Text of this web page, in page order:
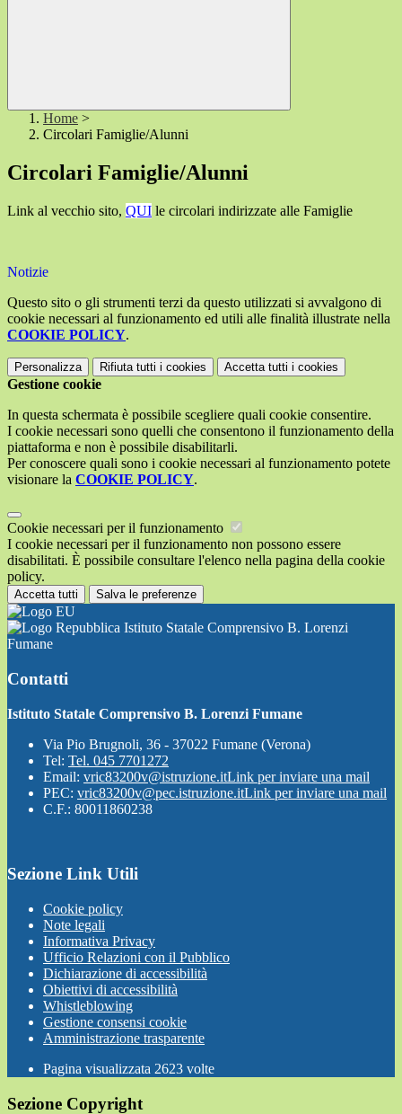
Home >
Circolari Famiglie/Alunni
Circolari Famiglie/Alunni
Link al vecchio sito, QUI le circolari indirizzate alle Famiglie
Notizie
Questo sito o gli strumenti terzi da questo utilizzati si avvalgono di
cookie necessari al funzionamento ed utili alle finalità illustrate nella
COOKIE POLICY.
Personalizza Rifiuta tutti i cookies Accetta tutti i cookies
Gestione cookie
In questa schermata è possibile scegliere quali cookie consentire.
I cookie necessari sono quelli che consentono il funzionamento della
piattaforma e non è possibile disabilitarli.
Per conoscere quali sono i cookie necessari al funzionamento potete
visionare la COOKIE POLICY.
Cookie necessari per il funzionamento
I cookie necessari per il funzionamento non possono essere
disabilitati. È possibile consultare l'elenco nella pagina della cookie
policy.
Accetta tutti Salva le preferenze
Istituto Statale Comprensivo B. Lorenzi
Fumane
Contatti
Istituto Statale Comprensivo B. Lorenzi Fumane
Via Pio Brugnoli, 36 - 37022 Fumane (Verona)
Tel: Tel. 045 7701272
Email: vric83200v@istruzione.itLink per inviare una mail
PEC: vric83200v@pec.istruzione.itLink per inviare una mail
C.F.: 80011860238
Sezione Link Utili
Cookie policy
Note legali
Informativa Privacy
Ufficio Relazioni con il Pubblico
Dichiarazione di accessibilità
Obiettivi di accessibilità
Whistleblowing
Gestione consensi cookie
Amministrazione trasparente
Pagina visualizzata 2623 volte
Sezione Copyright